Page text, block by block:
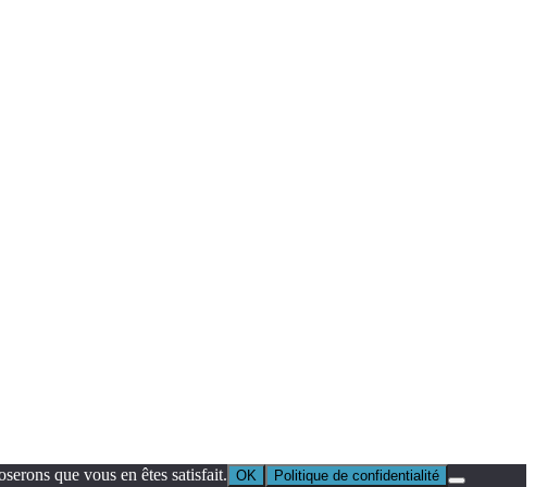
que vous en êtes satisfait. OK Politique de confidentialité